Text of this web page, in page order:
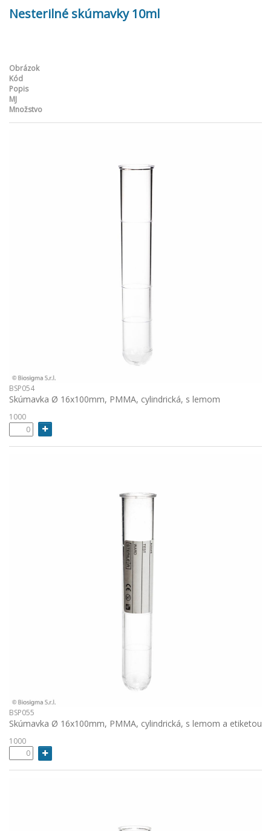
Nesterilné skúmavky 10ml
Obrázok
Kód
Popis
MJ
Množstvo
BSP054
Skúmavka Ø 16x100mm, PMMA, cylindrická, s lemom
1000
BSP055
Skúmavka Ø 16x100mm, PMMA, cylindrická, s lemom a etiketou
1000